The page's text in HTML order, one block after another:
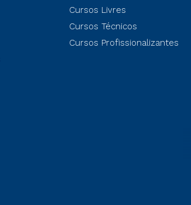
Cursos Livres
Cursos Técnicos
Cursos Profissionalizantes